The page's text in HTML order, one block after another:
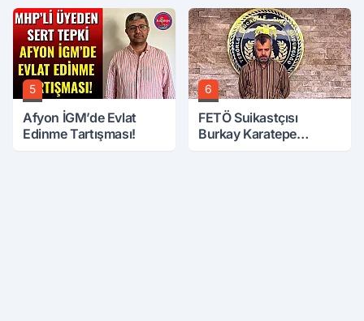
Üzerine Çıkarıldı
5
Afyon İGM’de Evlat
Edinme Tartışması!
6
FETÖ Suikastçısı
Burkay Karatepe